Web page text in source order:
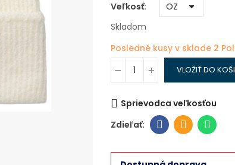
Veľkosť
Skladom
Posledné kusy v sklade 2
VLOŽIŤ DO
Sprievodca veľkosťou